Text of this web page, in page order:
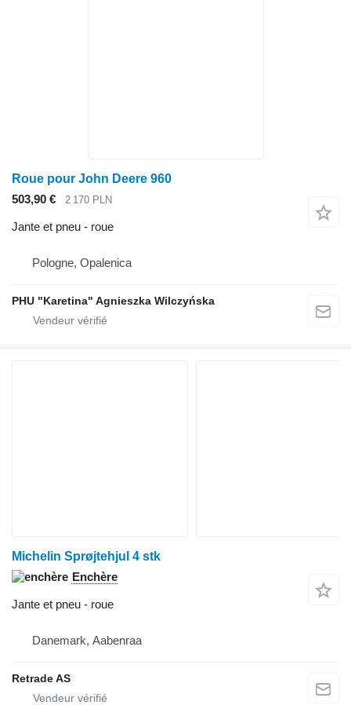
Roue pour John Deere 960
503,90 €
2 170 PLN
Jante et pneu - roue
Pologne, Opalenica
PHU "Karetina" Agnieszka Wilczyńska
Michelin Sprøjtehjul 4 stk
Enchère
Jante et pneu - roue
Danemark, Aabenraa
Retrade AS